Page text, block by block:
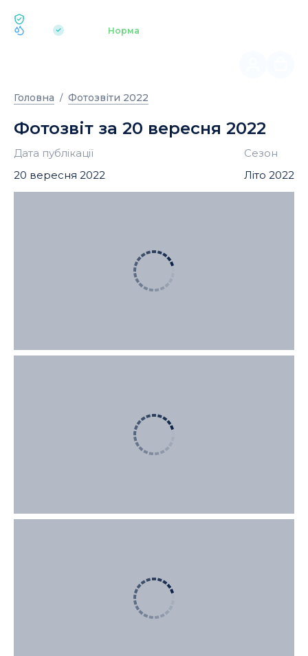
| Норма
Головна Фотозвіти 2022
Фотозвіт за 20 вересня 2022
Дата публікації
20 вересня 2022
Сезон
Літо 2022